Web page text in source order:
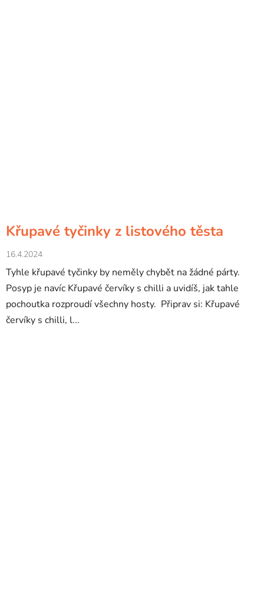
Křupavé tyčinky z listového těsta
16.4.2024
Tyhle křupavé tyčinky by neměly chybět na žádné párty.
Posyp je navíc Křupavé červíky s chilli a uvidíš, jak tahle
pochoutka rozproudí všechny hosty. Připrav si: Křupavé
červíky s chilli, l...